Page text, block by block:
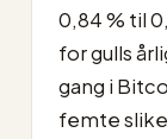
0,84 % til
for gulls
gang i
femte